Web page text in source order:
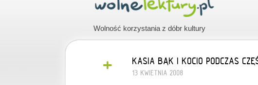
Wolność korzystania z dóbr kultury
+ KASIA BĄK I KOCIO PODCZAS
13 KWIETNIA 2008